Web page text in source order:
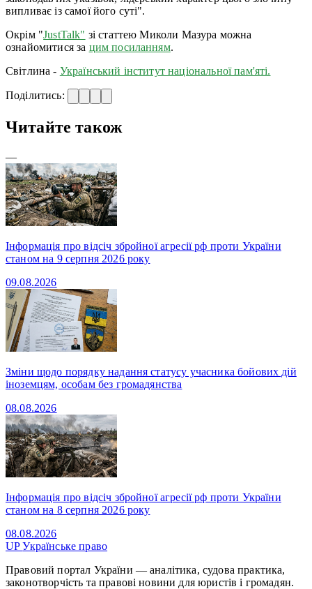
випливає із самої його суті".
Окрім "JustTalk" зі статтею Миколи Мазура можна
ознайомитися за цим посиланням.
Світлина - Український інститут національної пам'яті.
Поділитись:
Читайте також
—
Інформація про відсіч збройної агресії рф проти України
станом на 9 серпня 2026 року
09.08.2026
Зміни щодо порядку надання статусу учасника бойових дій
іноземцям, особам без громадянства
08.08.2026
Інформація про відсіч збройної агресії рф проти України
станом на 8 серпня 2026 року
08.08.2026
UPУкраїнське право
Правовий портал України — аналітика, судова практика,
законотворчість та правові новини для юристів і громадян.